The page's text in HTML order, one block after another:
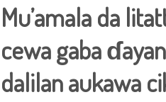
Mu’amala da
cewa gaba
dalilan aukawa